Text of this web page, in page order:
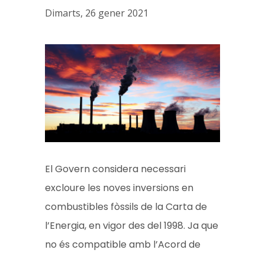
Dimarts, 26 gener 2021
El Govern considera necessari
excloure les noves inversions en
combustibles fòssils de la Carta de
l’Energia, en vigor des del 1998. Ja que
no és compatible amb l’Acord de